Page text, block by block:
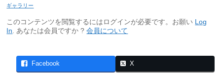
ギャラリー
このコンテンツを閲覧するにはログインが必要です。お願い Log
In . あなたは会員ですか ?会員について
Facebook X